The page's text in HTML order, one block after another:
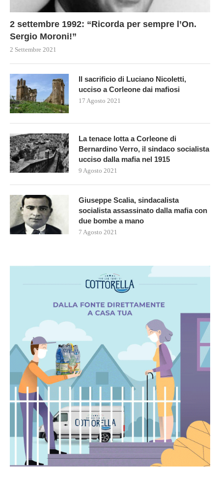
2 settembre 1992: “Ricorda per sempre l’On.
Sergio Moroni!”
2 Settembre 2021
Il sacrificio di Luciano Nicoletti,
ucciso a Corleone dai mafiosi
17 Agosto 2021
La tenace lotta a Corleone di
Bernardino Verro, il sindaco socialista
ucciso dalla mafia nel 1915
9 Agosto 2021
Giuseppe Scalia, sindacalista
socialista assassinato dalla mafia con
due bombe a mano
7 Agosto 2021